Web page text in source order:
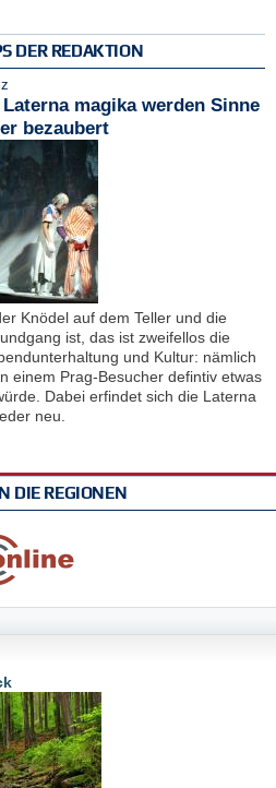
DER REDAKTION
magika werden Sinne
bezaubert
Knödel auf dem Teller und die
ist, das ist zweifellos die
und Kultur: nämlich
einem Prag-Besucher defintiv etwas
Dabei erfindet sich die Laterna
neu.
DIE REGIONEN